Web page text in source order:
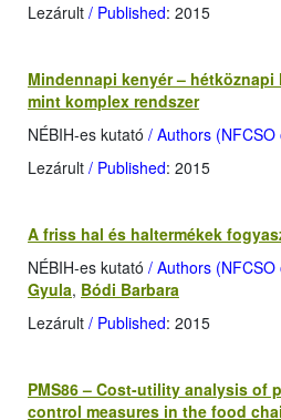
Lezárult / Published: 2015
Mindennapi kenyér –
mint komplex rendszer
NÉBIH-es kutató / Authors (NFCSO
Lezárult / Published: 2015
A friss hal és haltermékek
NÉBIH-es kutató / Authors (NFCSO
Gyula, Bódi Barbara
Lezárult / Published: 2015
PMS86 – Cost-utility analysis of
control measures in the food